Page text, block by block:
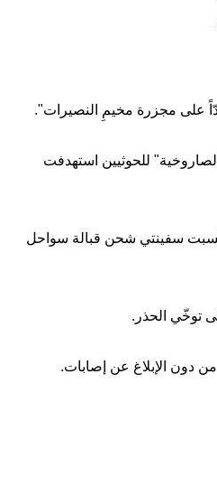
على مجزرة مخيمِ النصيرات".
للحوثيين استهدفت
سفينتي شحن قبالة سواحل
توخّي الحذر.
دون الإبلاغ عن إصابات.